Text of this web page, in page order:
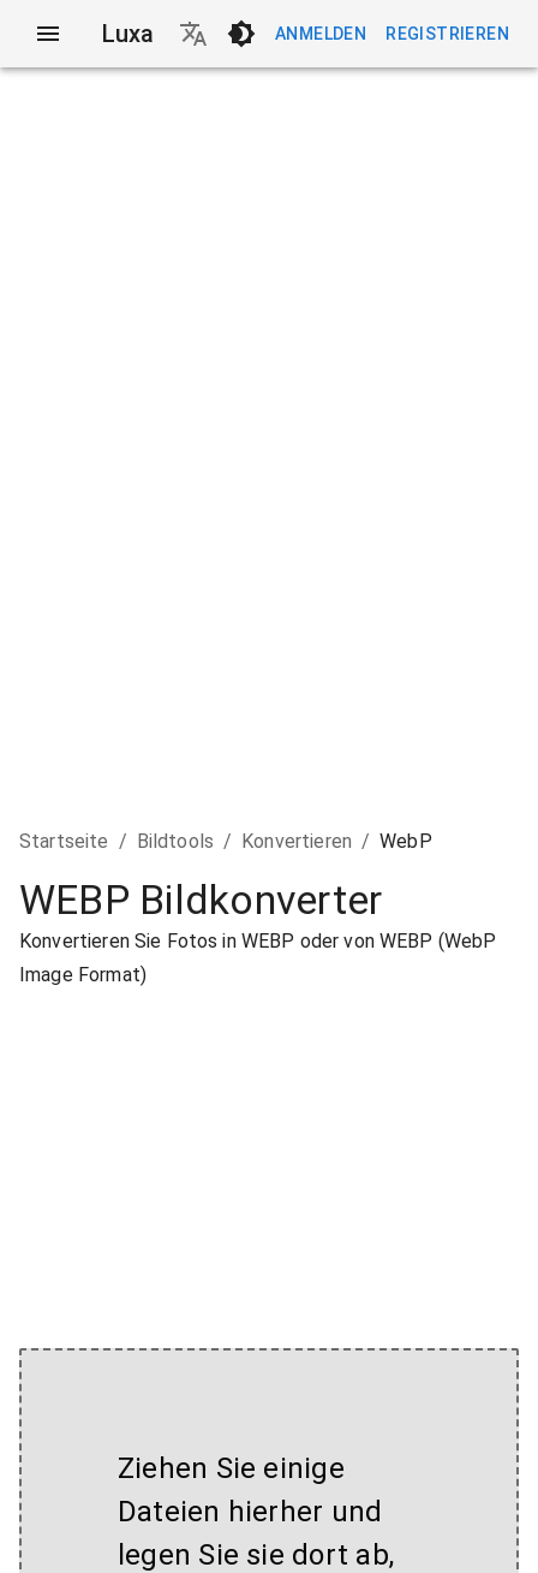
Luxa ANMELDEN REGISTRIEREN
Startseite / Bildtools / Konvertieren / WebP
WEBP Bildkonverter
Konvertieren Sie Fotos in WEBP oder von WEBP (WebP
Image Format)
Ziehen Sie einige
Dateien hierher und
legen Sie sie dort ab,